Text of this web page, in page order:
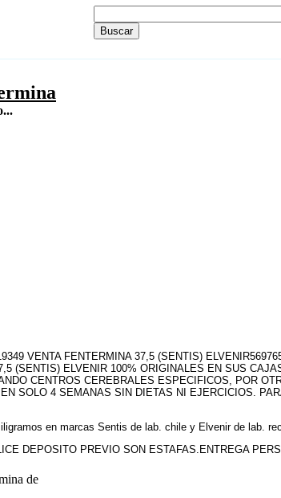
VENTA FENTERMINA 37,5 (SENTIS)
(SENTIS) ELVENIR 100% ORIGINALES EN SUS
CENTROS CEREBRALES ESPECIFICOS, POR
SOLO 4 SEMANAS SIN DIETAS NI EJERCICIOS.
en marcas Sentis de lab. chile y Elvenir de lab.
DEPOSITO PREVIO SON ESTAFAS.ENTREGA
de